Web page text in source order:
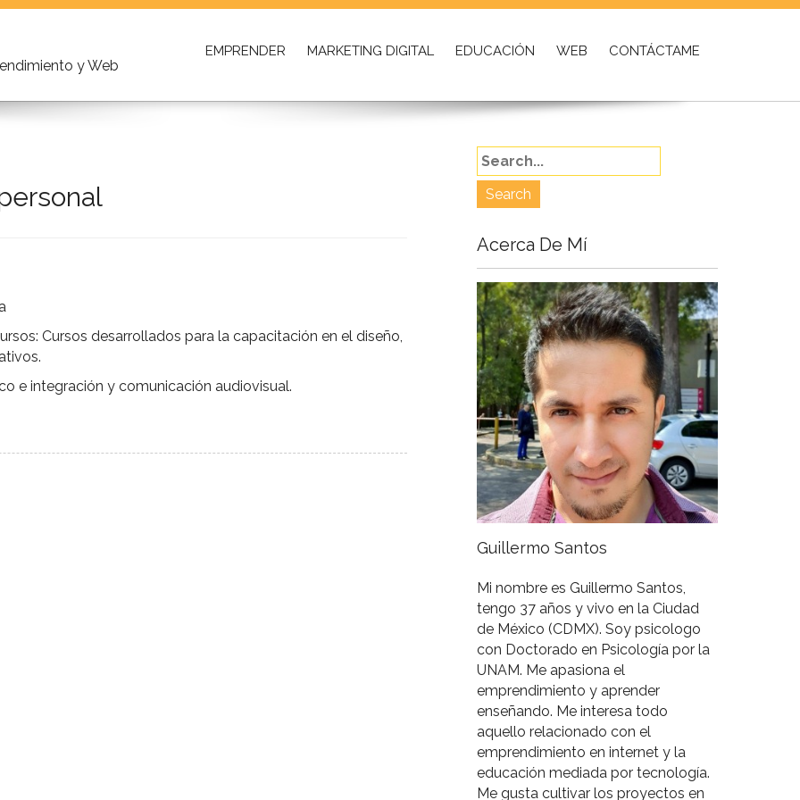
y Web
EMPRENDER MARKETING DIGITAL EDUCACIÓN WEB CONTÁCTAME
Cursos desarrollados para la capacitación en el diseño,
e integración y comunicación audiovisual.
Acerca De Mí
Guillermo Santos
Mi nombre es Guillermo Santos,
tengo 37 años y vivo en la Ciudad
de México (CDMX). Soy psicologo
con Doctorado en Psicología por la
UNAM. Me apasiona el
emprendimiento y aprender
enseñando. Me interesa todo
aquello relacionado con el
emprendimiento en internet y la
educación mediada por tecnología.
Me gusta cultivar los proyectos en